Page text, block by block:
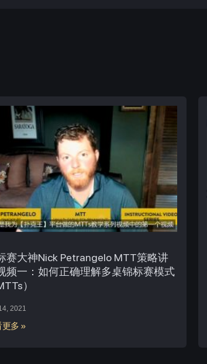
赛大神Nick Petrangelo MTT策略讲
频一：如何正确理解多桌锦标赛模式
）
2021
更多 »